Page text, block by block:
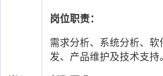
岗位职责：
需求分析、系统分析、软
发、产品维护及技术支持。